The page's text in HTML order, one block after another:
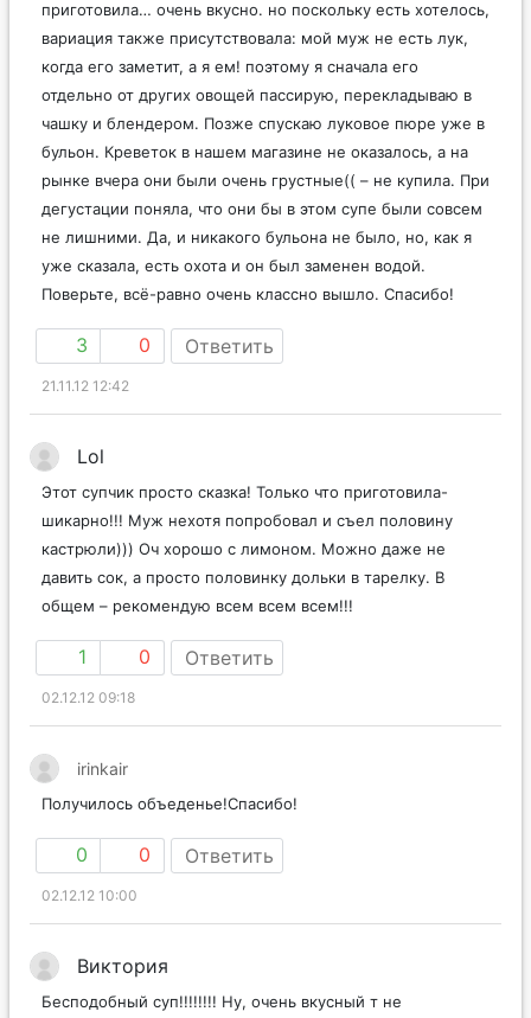
приготовила… очень вкусно. но поскольку есть хотелось,
вариация также присутствовала: мой муж не есть лук,
когда его заметит, а я ем! поэтому я сначала его
отдельно от других овощей пассирую, перекладываю в
чашку и блендером. Позже спускаю луковое пюре уже в
бульон. Креветок в нашем магазине не оказалось, а на
рынке вчера они были очень грустные(( – не купила. При
дегустации поняла, что они бы в этом супе были совсем
не лишними. Да, и никакого бульона не было, но, как я
уже сказала, есть охота и он был заменен водой.
Поверьте, всё-равно очень классно вышло. Спасибо!
3 0 Ответить
21.11.12 12:42
Lol
Этот супчик просто сказка! Только что приготовила-
шикарно!!! Муж нехотя попробовал и съел половину
кастрюли))) Оч хорошо с лимоном. Можно даже не
давить сок, а просто половинку дольки в тарелку. В
общем – рекомендую всем всем всем!!!
1 0 Ответить
02.12.12 09:18
irinkair
Получилось объеденье!Спасибо!
0 0 Ответить
02.12.12 10:00
Виктория
Бесподобный суп!!!!!!!! Ну, очень вкусный т не